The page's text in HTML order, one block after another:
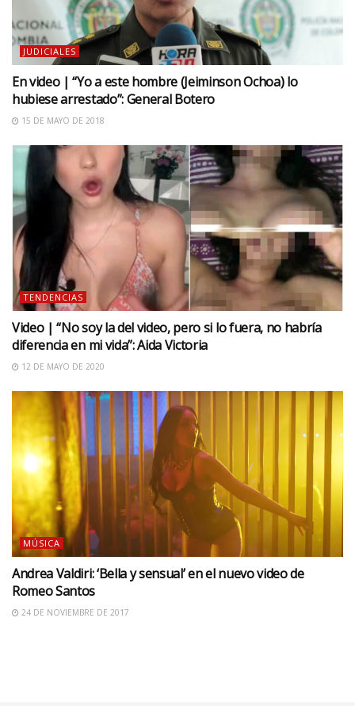
JUDICIALES
En video | “Yo a este hombre (Jeiminson Ochoa) lo
hubiese arrestado”: General Botero
15 DE MAYO DE 2018
TENDENCIAS
Video | “No soy la del video, pero si lo fuera, no habría
diferencia en mi vida”: Aida Victoria
12 DE MAYO DE 2020
MÚSICA
Andrea Valdiri: ‘Bella y sensual’ en el nuevo video de
Romeo Santos
24 DE NOVIEMBRE DE 2017